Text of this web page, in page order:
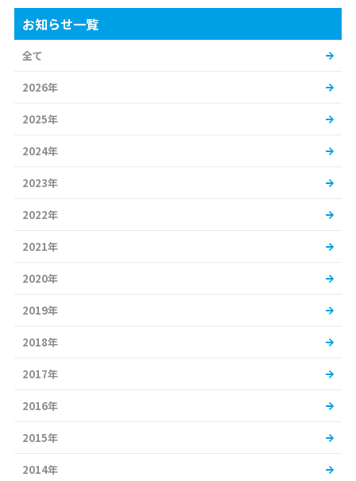
お知らせ一覧
全て
2026年
2025年
2024年
2023年
2022年
2021年
2020年
2019年
2018年
2017年
2016年
2015年
2014年